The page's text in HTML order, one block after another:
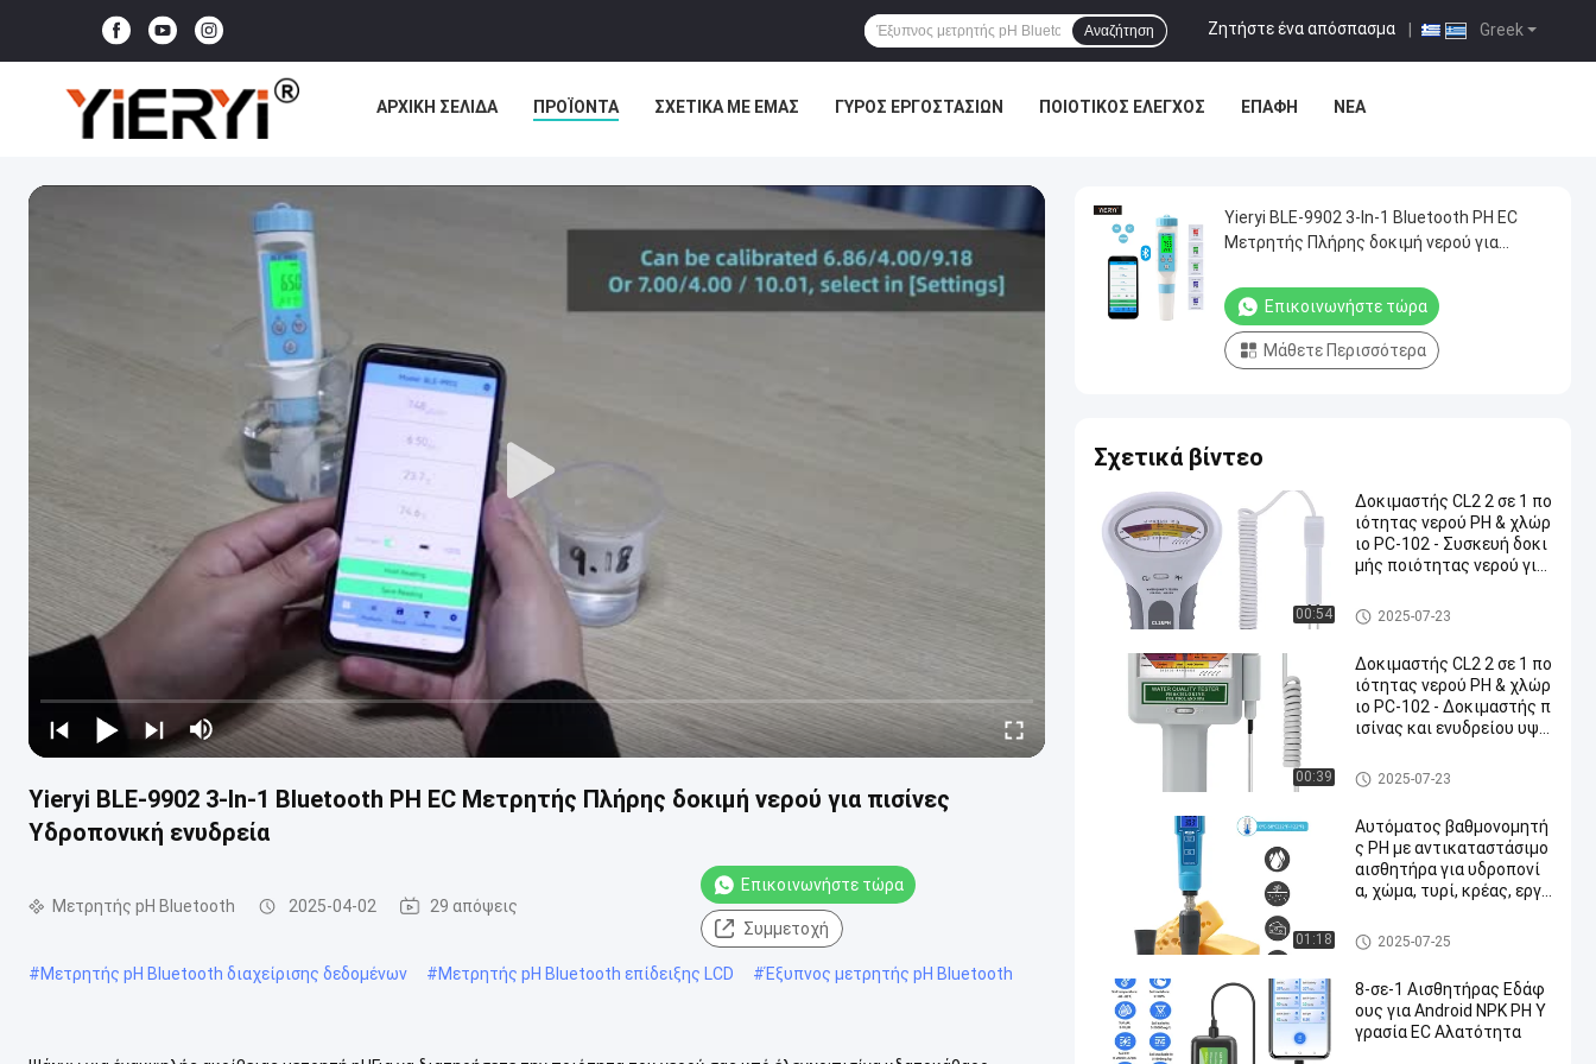
Greek
Ζητήστε ένα απόσπασμα
Αναζήτηση
ΑΡΧΙΚΉ ΣΕΛΊΔΑ ΠΡΟΪΌΝΤΑ ΣΧΕΤΙΚΆ ΜΕ ΕΜΆΣ ΓΎΡΟΣ ΕΡΓΟΣΤΑΣΊΩΝ ΠΟΙΟΤΙΚΌΣ ΈΛΕΓΧΟΣ ΕΠΑΦΉ ΝΈΑ
Yieryi BLE-9902 3-In-1 Bluetooth PH EC Μετρητής Πλήρης δοκιμή νερού για πισίνες
Υδροπονική ενυδρεία
Μετρητής pH Bluetooth 2025-04-02 29 απόψεις
Επικοινωνήστε τώρα
Συμμετοχή
#Μετρητής pH Bluetooth διαχείρισης δεδομένων #Μετρητής pH Bluetooth επίδειξης LCD #Έξυπνος μετρητής pH Bluetooth
Yieryi BLE-9902 3-In-1 Bluetooth PH EC
Μετρητής Πλήρης δοκιμή νερού για
Επικοινωνήστε τώρα
Μάθετε Περισσότερα
Σχετικά βίντεο
00:54
Δοκιμαστής CL2 2 σε 1 πο
ιότητας νερού PH & χλώρ
ιο PC-102 - Συσκευή δοκι
μής ποιότητας νερού για
Μετρητής pH Bluetooth
2025-07-23
00:39
Δοκιμαστής CL2 2 σε 1 πο
ιότητας νερού PH & χλώρ
ιο PC-102 - Δοκιμαστής π
ισίνας και ενυδρείου υψη
Μετρητής pH Bluetooth
2025-07-23
01:18
Αυτόματος βαθμονομητή
ς PH με αντικαταστάσιμο
αισθητήρα για υδροπονί
α, χώμα, τυρί, κρέας, εργα
Μετρητής pH Bluetooth
2025-07-25
8-σε-1 Αισθητήρας Εδάφ
ους για Android NPK PH Υ
γρασία EC Αλατότητα